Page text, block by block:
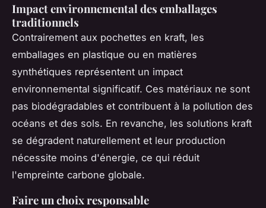
Impact environnemental des emballages
traditionnels
Contrairement aux pochettes en kraft, les
emballages en plastique ou en matières
synthétiques représentent un impact
environnemental significatif. Ces matériaux ne sont
pas biodégradables et contribuent à la pollution des
océans et des sols. En revanche, les solutions kraft
se dégradent naturellement et leur production
nécessite moins d'énergie, ce qui réduit
l'empreinte carbone globale.
Faire un choix responsable